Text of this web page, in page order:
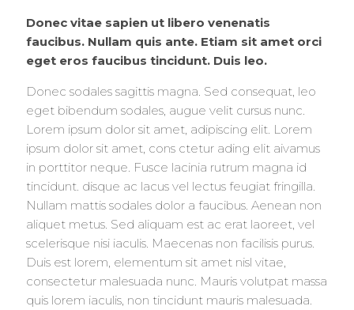
Donec vitae sapien ut libero venenatis
faucibus. Nullam quis ante. Etiam sit amet orci
eget eros faucibus tincidunt. Duis leo.
Donec sodales sagittis magna. Sed consequat, leo
eget bibendum sodales, augue velit cursus nunc.
Lorem ipsum dolor sit amet, adipiscing elit. Lorem
ipsum dolor sit amet, cons ctetur ading elit aivamus
in porttitor neque. Fusce lacinia rutrum magna id
tincidunt. disque ac lacus vel lectus feugiat fringilla.
Nullam mattis sodales dolor a faucibus. Aenean non
aliquet metus. Sed aliquam est ac erat laoreet, vel
scelerisque nisi iaculis. Maecenas non facilisis purus.
Duis est lorem, elementum sit amet nisl vitae,
consectetur malesuada nunc. Mauris volutpat massa
quis lorem iaculis, non tincidunt mauris malesuada.